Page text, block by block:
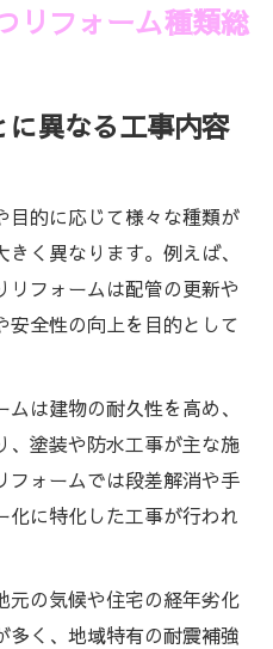
リフォーム種類総
に異なる工事内容
目的に応じて様々な種類が
く異なります。例えば、
リフォームは配管の更新や
全性の向上を目的として
は建物の耐久性を高め、
、塗装や防水工事が主な施
フォームでは段差解消や手
化に特化した工事が行われ
元の気候や住宅の経年劣化
多く、地域特有の耐震補強